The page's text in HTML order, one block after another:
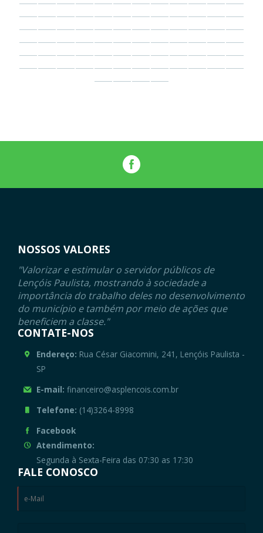
NOSSOS VALORES
"Valorizar e estimular o servidor públicos de
Lençóis Paulista, mostrando à sociedade a
importância do trabalho deles no desenvolvimento
do município e também por meio de ações que
beneficiem a classe."
CONTATE-NOS
Endereço: Rua César Giacomini, 241, Lençóis Paulista -
SP
E-mail: financeiro@asplencois.com.br
Telefone: (14)3264-8998
Facebook
Atendimento:
Segunda à Sexta-Feira das 07:30 as 17:30
FALE CONOSCO